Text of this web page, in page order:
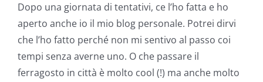
Dopo una giornata di tentativi, ce l’ho fatta e ho
aperto anche io il mio blog personale. Potrei dirvi
che l’ho fatto perché non mi sentivo al passo coi
tempi senza averne uno. O che passare il
ferragosto in città è molto cool (!) ma anche molto